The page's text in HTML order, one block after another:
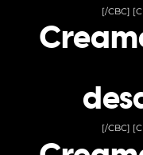
[/CBC]
[/CBC]